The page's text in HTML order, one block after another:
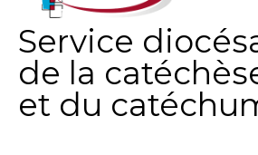
Service
de la
et du